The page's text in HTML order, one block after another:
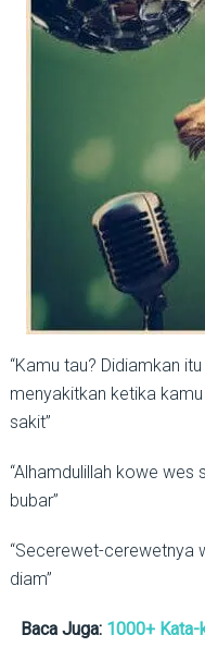
“Kamu tau? Didiamkan
menyakitkan ketika
sakit”
“Alhamdulillah kowe wes
bubar”
“Secerewet-cerewetnya
diam”
Baca Juga: 1000+ Kata-